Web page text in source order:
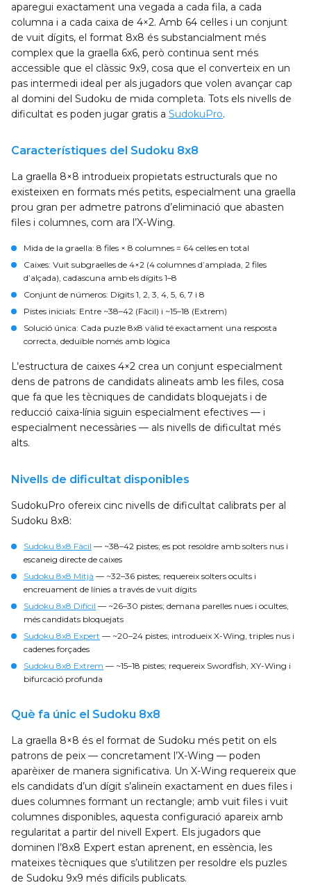
aparegui exactament una vegada a cada fila, a cada
columna i a cada caixa de 4×2. Amb 64 cel·les i un conjunt
de vuit dígits, el format 8x8 és substancialment més
complex que la graella 6x6, però continua sent més
accessible que el clàssic 9x9, cosa que el converteix en un
pas intermedi ideal per als jugadors que volen avançar cap
al domini del Sudoku de mida completa. Tots els nivells de
dificultat es poden jugar gratis a SudokuPro.
Característiques del Sudoku 8x8
La graella 8×8 introdueix propietats estructurals que no
existeixen en formats més petits, especialment una graella
prou gran per admetre patrons d’eliminació que abasten
files i columnes, com ara l’X-Wing.
Mida de la graella: 8 files × 8 columnes = 64 cel·les en total
Caixes: Vuit subgraelles de 4×2 (4 columnes d’amplada, 2 files
d’alçada), cadascuna amb els dígits 1–8
Conjunt de números: Dígits 1, 2, 3, 4, 5, 6, 7 i 8
Pistes inicials: Entre ~38–42 (Fàcil) i ~15–18 (Extrem)
Solució única: Cada puzle 8x8 vàlid té exactament una resposta
correcta, deduïble només amb lògica
L’estructura de caixes 4×2 crea un conjunt especialment
dens de patrons de candidats alineats amb les files, cosa
que fa que les tècniques de candidats bloquejats i de
reducció caixa-línia siguin especialment efectives — i
especialment necessàries — als nivells de dificultat més
alts.
Nivells de dificultat disponibles
SudokuPro ofereix cinc nivells de dificultat calibrats per al
Sudoku 8x8:
Sudoku 8x8 Fàcil — ~38–42 pistes; es pot resoldre amb solters nus i
escaneig directe de caixes
Sudoku 8x8 Mitjà — ~32–36 pistes; requereix solters ocults i
encreuament de línies a través de vuit dígits
Sudoku 8x8 Difícil — ~26–30 pistes; demana parelles nues i ocultes,
més candidats bloquejats
Sudoku 8x8 Expert — ~20–24 pistes; introdueix X-Wing, triples nus i
cadenes forçades
Sudoku 8x8 Extrem — ~15–18 pistes; requereix Swordfish, XY-Wing i
bifurcació profunda
Què fa únic el Sudoku 8x8
La graella 8×8 és el format de Sudoku més petit on els
patrons de peix — concretament l’X-Wing — poden
aparèixer de manera significativa. Un X-Wing requereix que
els candidats d’un dígit s’alineïn exactament en dues files i
dues columnes formant un rectangle; amb vuit files i vuit
columnes disponibles, aquesta configuració apareix amb
regularitat a partir del nivell Expert. Els jugadors que
dominen l’8x8 Expert estan aprenent, en essència, les
mateixes tècniques que s’utilitzen per resoldre els puzles
de Sudoku 9x9 més difícils publicats.